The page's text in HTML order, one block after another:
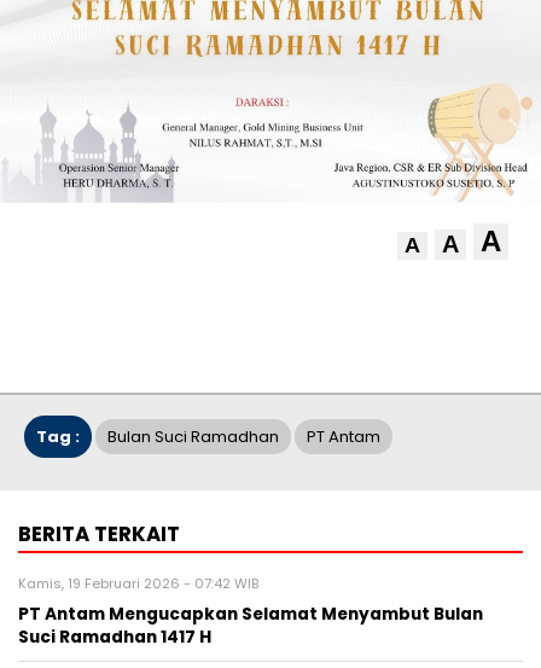
A A A
Tag : Bulan Suci Ramadhan PT Antam
BERITA TERKAIT
Kamis, 19 Februari 2026 - 07:42 WIB
PT Antam Mengucapkan Selamat Menyambut Bulan
Suci Ramadhan 1417 H